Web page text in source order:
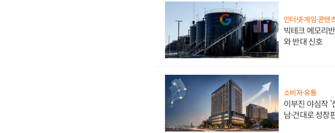
인터넷·게임·콘텐
빅테크 메모리
와 반대 신호
소비자·유통
이부진 야심작 '
남·건대로 성장